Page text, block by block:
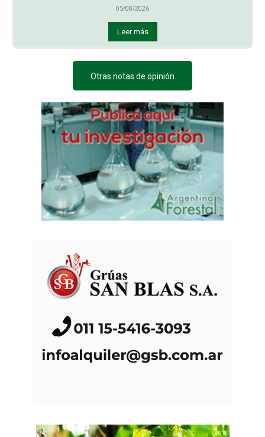
05/08/2026
Leer más
Otras notas de opinión